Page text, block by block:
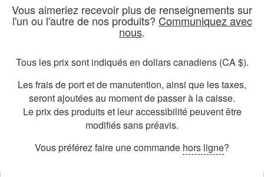
Vous aimeriez recevoir plus de renseignements sur
l'un ou l'autre de nos produits? Communiquez avec
nous.
Tous les prix sont indiqués en dollars canadiens (CA $).
Les frais de port et de manutention, ainsi que les taxes,
seront ajoutées au moment de passer à la caisse.
Le prix des produits et leur accessibilité peuvent être
modifiés sans préavis.
Vous préférez faire une commande hors ligne?